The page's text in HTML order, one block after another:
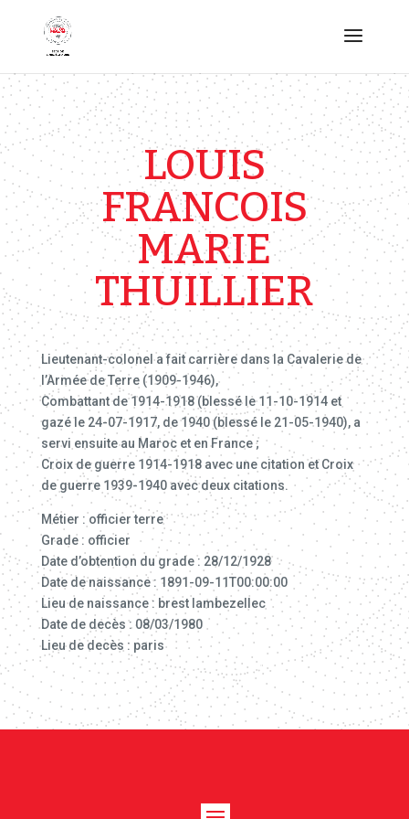
LOUIS
FRANCOIS
MARIE
THUILLIER
Lieutenant-colonel a fait carrière dans la Cavalerie de
l’Armée de Terre (1909-1946),
Combattant de 1914-1918 (blessé le 11-10-1914 et
gazé le 24-07-1917, de 1940 (blessé le 21-05-1940), a
servi ensuite au Maroc et en France ;
Croix de guerre 1914-1918 avec une citation et Croix
de guerre 1939-1940 avec deux citations.
Métier : officier terre
Grade : officier
Date d’obtention du grade : 28/12/1928
Date de naissance : 1891-09-11T00:00:00
Lieu de naissance : brest lambezellec
Date de decès : 08/03/1980
Lieu de decès : paris